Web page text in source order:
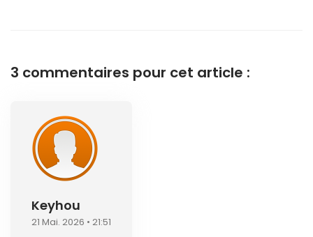
3 commentaires pour cet article :
Keyhou
21 Mai. 2026 • 21:51